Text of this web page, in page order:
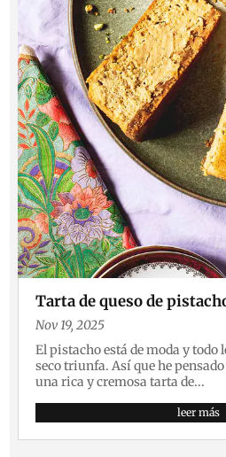
Tarta de queso de
Nov 19, 2025
El pistacho está de moda y todo
seco triunfa. Así que he
una rica y cremosa tarta de...
leer más